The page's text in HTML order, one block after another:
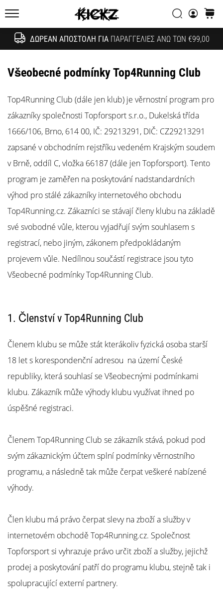
ΔΩΡΕΆΝ ΑΠΟΣΤΟΛΉ ΓΙΑΠΑΡΑΓΓΕΛΊΕΣ ΆΝΩ ΤΩΝ €99,00
KICKZ.gr
Αφήστε
τα
να
σας
έσοδα.
24. 6. 2022
•
6 λεπτά ανάγνωσης
Γίνετε
πρεσβευτής
της
μάρκας
μας
στο
μπάσκετ
Είσαι
του
μπάσκετ
μαζί
ως
πρεσβευτής
της
μάρκας
μας.
όλων των
Všeobecné podmínky Top4Running Club
Top4Running Club (dále jen klub) je věrnostní program pro
zákazníky společnosti Topforsport s.r.o., Dukelská třída
1666/106, Brno, 614 00, IČ: 29213291, DIČ: CZ29213291
zapsané v obchodním rejstříku vedeném Krajským soudem
v Brně, oddíl C, vložka 66187 (dále jen Topforsport). Tento
program je zaměřen na poskytování nadstandardních
výhod pro stálé zákazníky internetového obchodu
Top4Running.cz. Zákazníci se stávají členy klubu na základě
své svobodné vůle, kterou vyjadřují svým souhlasem s
registrací, nebo jiným, zákonem předpokládaným
projevem vůle. Nedílnou součástí registrace jsou tyto
Všeobecné podmínky Top4Running Club.
1. Členství v Top4Running Club
Členem klubu se může stát kterákoliv fyzická osoba starší
18 let s korespondenční adresou na území České
republiky, která souhlasí se Všeobecnými podmínkami
klubu. Zákazník může výhody klubu využívat ihned po
úspěšné registraci.
Členem Top4Running Club se zákazník stává, pokud pod
svým zákaznickým účtem splní podmínky věrnostního
programu, a následně tak může čerpat veškeré nabízené
výhody.
Člen klubu má právo čerpat slevy na zboží a služby v
internetovém obchodě Top4Running.cz. Společnost
Topforsport si vyhrazuje právo určit zboží a služby, jejichž
prodej a poskytování patří do programu klubu, stejně tak i
spolupracující externí partnery.